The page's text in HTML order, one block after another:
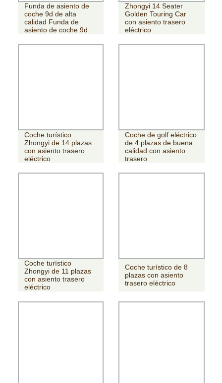
Funda de asiento de
coche 9d de alta
calidad Funda de
asiento de coche 9d
Zhongyi 14 Seater
Golden Touring Car
con asiento trasero
eléctrico
Coche turístico
Zhongyi de 14 plazas
con asiento trasero
eléctrico
Coche de golf eléctrico
de 4 plazas de buena
calidad con asiento
trasero
Coche turístico
Zhongyi de 11 plazas
con asiento trasero
eléctrico
Coche turístico de 8
plazas con asiento
trasero eléctrico